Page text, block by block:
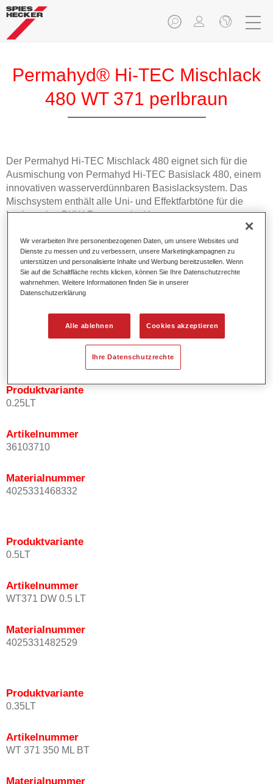
Permahyd® Hi-TEC Mischlack
480 WT 371 perlbraun
Der Permahyd Hi-TEC Mischlack 480 eignet sich für die
Ausmischung von Permahyd Hi-TEC Basislack 480, einem
innovativen wasserverdünnbaren Basislacksystem. Das
Mischsystem enthält alle Uni- und Effektfarbtöne für die
hochwertige PKW-Reparaturlackierung.
Produktmerkmale
Einfach und schnell zu verarbeiten.
Bietet eine hohe Farbtongenauigkeit und gleichmäßige
Effektausrichtung.
Fördert kurze Prozesszeiten.
Ermöglicht einfaches und sicheres Einlackieren.
Kann variabel eingesetzt werden, z.B. für Innenraum-,
Mehrschicht- und Mehrfarbenlackierungen.
Produktvariante
0.25LT
Artikelnummer
36103710
Materialnummer
4025331468332
Produktvariante
0.5LT
Artikelnummer
WT371 DW 0.5 LT
Materialnummer
4025331482529
Produktvariante
0.35LT
Artikelnummer
WT 371 350 ML BT
Materialnummer
Wir verarbeiten Ihre personenbezogenen Daten, um unsere Websites und
Dienste zu messen und zu verbessern, unsere Marketingkampagnen zu
unterstützen und personalisierte Inhalte und Werbung bereitzustellen. Wenn
Sie auf die Schaltfläche rechts klicken, können Sie Ihre Datenschutzrechte
wahrnehmen. Weitere Informationen finden Sie in unserer
Datenschutzerklärung
Alle ablehnen Cookies akzeptieren
Ihre Datenschutzrechte